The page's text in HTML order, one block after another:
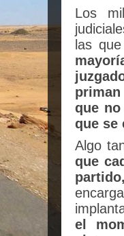
Los
las
que
que se
Algo
que
el